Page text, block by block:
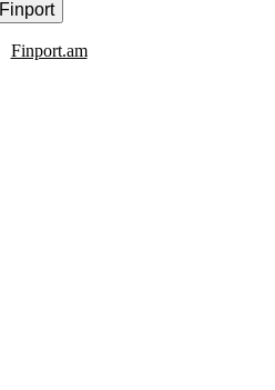
Finport
Finport.am